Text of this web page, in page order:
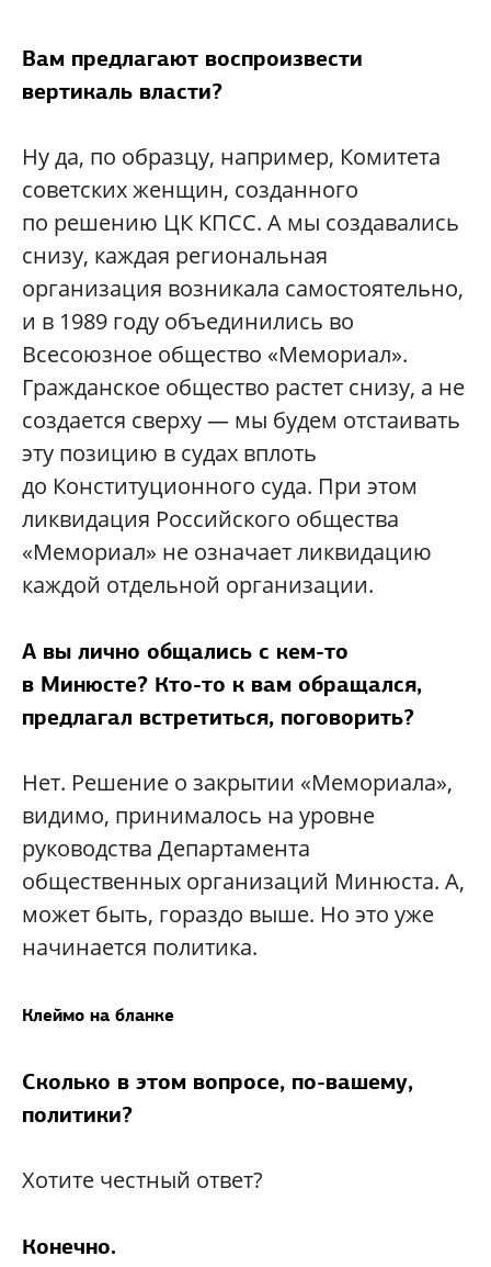
Вам предлагают воспроизвести
вертикаль власти?
Ну да, по образцу, например, Комитета
советских женщин, созданного
по решению ЦК КПСС. А мы создавались
снизу, каждая региональная
организация возникала самостоятельно,
и в 1989 году объединились во
Всесоюзное общество «Мемориал».
Гражданское общество растет снизу, а не
создается сверху — мы будем отстаивать
эту позицию в судах вплоть
до Конституционного суда. При этом
ликвидация Российского общества
«Мемориал» не означает ликвидацию
каждой отдельной организации.
А вы лично общались с кем-то
в Минюсте? Кто-то к вам обращался,
предлагал встретиться, поговорить?
Нет. Решение о закрытии «Мемориала»,
видимо, принималось на уровне
руководства Департамента
общественных организаций Минюста. А,
может быть, гораздо выше. Но это уже
начинается политика.
Клеймо на бланке
Сколько в этом вопросе, по-вашему,
политики?
Хотите честный ответ?
Конечно.